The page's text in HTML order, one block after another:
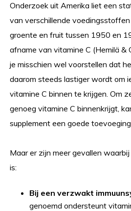
Onderzoek uit Amerika liet een
van verschillende
groente en fruit tussen 1950 en
afname van vitamine C (Hemilä &
je misschien wel voorstellen dat
daarom steeds lastiger wordt om
vitamine C binnen te krijgen. Om
genoeg vitamine C binnenkrijgt,
supplement een goede
Maar er zijn meer gevallen
is:
Bij een verzwakt
genoemd ondersteunt